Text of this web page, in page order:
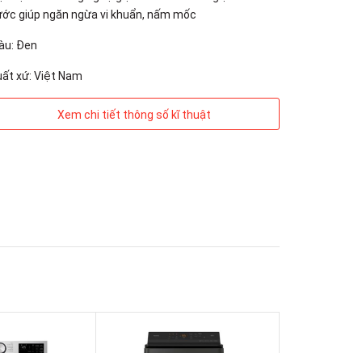
giúp ngăn ngừa vi khuẩn, nấm mốc
Đen
xứ: Việt Nam
Xem chi tiết thông số kĩ thuật